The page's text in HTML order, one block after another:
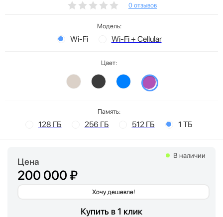
0 отзывов
Модель:
Wi-Fi Wi-Fi + Cellular
Цвет:
Память:
128 ГБ 256 ГБ 512 ГБ 1 ТБ
Цена
200 000 ₽
Хочу дешевле!
В наличии
Купить в 1 клик